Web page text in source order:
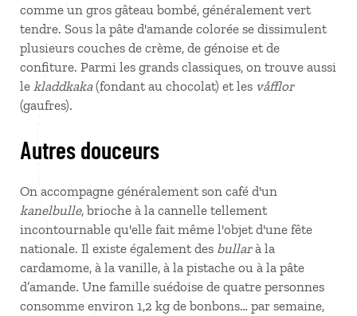
comme un gros gâteau bombé, généralement vert
tendre. Sous la pâte d'amande colorée se dissimulent
plusieurs couches de crème, de génoise et de
confiture. Parmi les grands classiques, on trouve aussi
le kladdkaka (fondant au chocolat) et les våfflor
(gaufres).
Autres douceurs
On accompagne généralement son café d'un
kanelbulle, brioche à la cannelle tellement
incontournable qu'elle fait même l'objet d'une fête
nationale. Il existe également des bullarà la
cardamome, à la vanille, à la pistache ou à la pâte
d’amande. Une famille suédoise de quatre personnes
consomme environ 1,2 kg de bonbons… par semaine,